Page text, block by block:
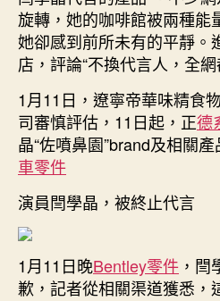
旋轉，她的咖啡館被兩種能
她卻感到前所未有的平靜。
店，評論“不換代言人，全網
1月11日，遼寧帝華味精食
司審慎評估，11日起，正德
晶“佐噴鼻園”brand及相關
車零件
演員閆學晶，被終止代言
1月11日晚Bentley零件 ，
歉，記者從相關渠道獲悉，